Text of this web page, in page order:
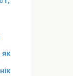
як